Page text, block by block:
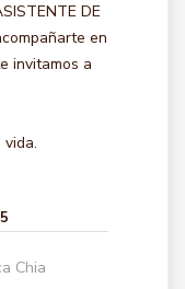
DE
en
invitamos a
Chia